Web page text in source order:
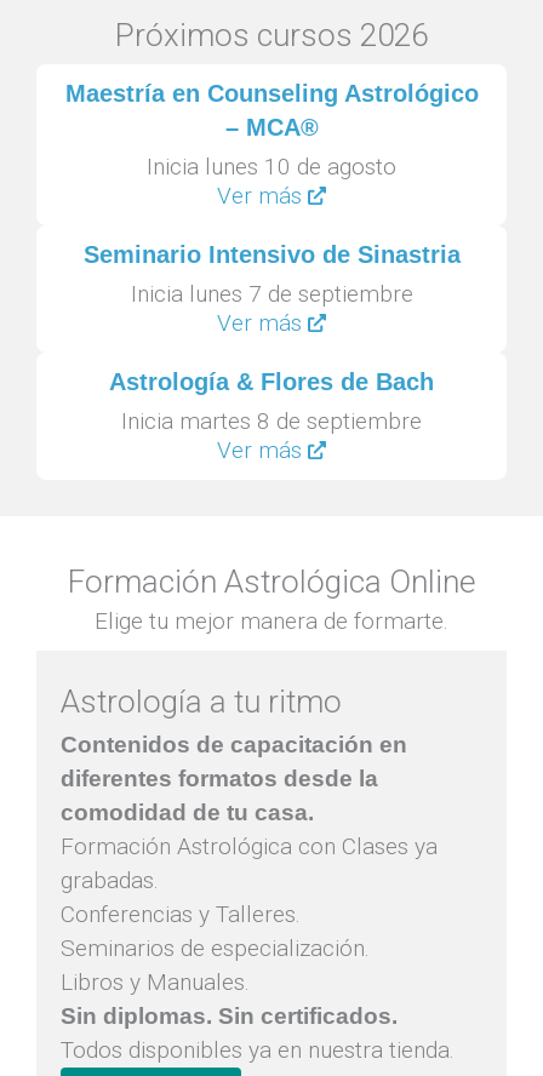
Próximos cursos 2026
Maestría en Counseling Astrológico
– MCA®
Inicia lunes 10 de agosto
Ver más
Seminario Intensivo de Sinastria
Inicia lunes 7 de septiembre
Ver más
Astrología & Flores de Bach
Inicia martes 8 de septiembre
Ver más
Formación Astrológica Online
Elige tu mejor manera de formarte.
Astrología a tu ritmo
Contenidos de capacitación en
diferentes formatos desde la
comodidad de tu casa.
Formación Astrológica con Clases ya
grabadas.
Conferencias y Talleres.
Seminarios de especialización.
Libros y Manuales.
Sin diplomas. Sin certificados.
Todos disponibles ya en nuestra tienda.